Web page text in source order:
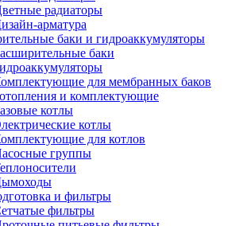
радиаторы
арматура
баки и гидроаккумуляторы
баки
для мембранных баков
и комплектующие
котлы
котлы
для котлов
группы
и фильтры
фильтры